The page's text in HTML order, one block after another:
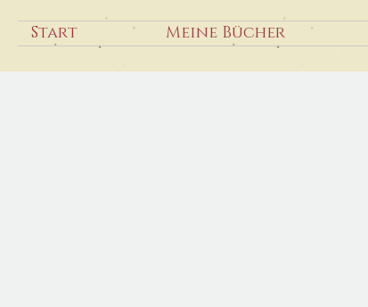
Start Meine Bücher